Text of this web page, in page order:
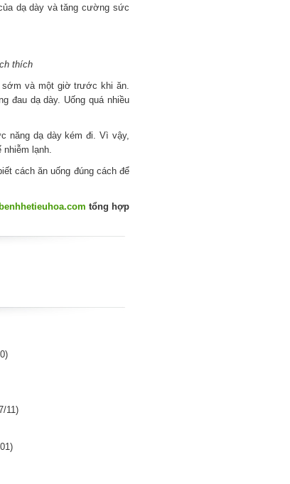
dạ dày và tăng cường sức
thích
sớm và một giờ trước khi ăn.
đau dạ dày. Uống quá nhiều
năng dạ dày kém đi. Vì vậy,
lạnh.
cách ăn uống đúng cách để
benhhetieuhoa.com tổng hợp
11)